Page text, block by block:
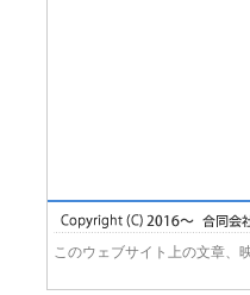
このウェブサイト上の文章、